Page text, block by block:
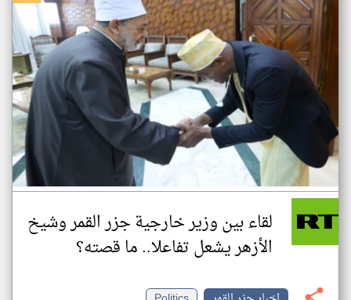
لقاء بين وزير خارجية جزر القمر وشيخ
الأزهر يشعل تفاعلا.. ما قصته؟